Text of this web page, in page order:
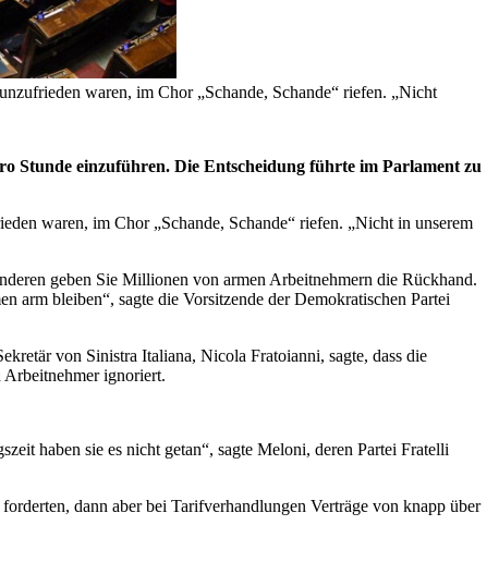
waren, im Chor „Schande, Schande“ riefen. „Nicht
Stunde einzuführen. Die Entscheidung führte im Parlament zu
waren, im Chor „Schande, Schande“ riefen. „Nicht in unserem
geben Sie Millionen von armen Arbeitnehmern die Rückhand.
arm bleiben“, sagte die Vorsitzende der Demokratischen Partei
von Sinistra Italiana, Nicola Fratoianni, sagte, dass die
ignoriert.
haben sie es nicht getan“, sagte Meloni, deren Partei Fratelli
dann aber bei Tarifverhandlungen Verträge von knapp über